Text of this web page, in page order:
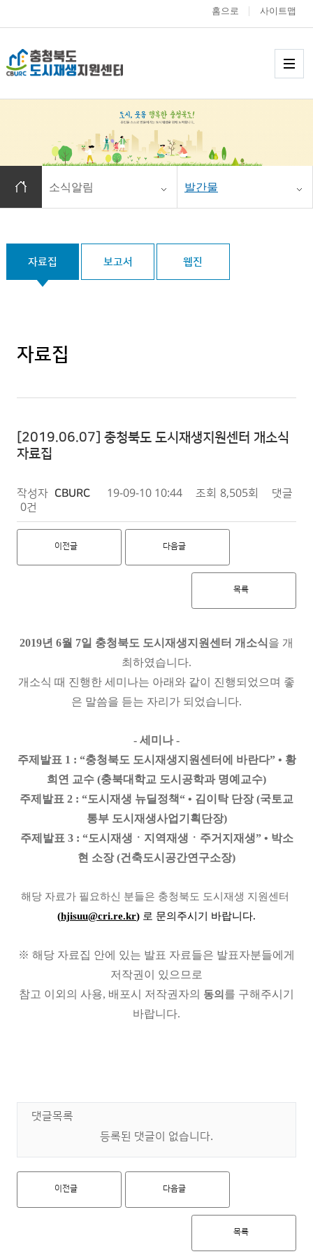
충청북도 도시재
홈으로 사이트맵
홈으로 이동
소식알림 발간물
자료집 보고서 웹진
자료집
[2019.06.07] 충청북도 도시재생지원센터 개소식
자료집
작성자 CBURC 19-09-10 10:44 조회 8,505회
댓글
0건
이전글 다음글
목록
2019년 6월 7일 충청북도 도시재생지원센터 개소식을 개
최하였습니다.
개소식 때 진행한 세미나는 아래와 같이 진행되었으며 좋
은 말씀을 듣는 자리가 되었습니다.
- 세미나 -
주제발표 1 : “충청북도 도시재생지원센터에 바란다” • 황
희연 교수 (충북대학교 도시공학과 명예교수)
주제발표 2 : “도시재생 뉴딜정책“ • 김이탁 단장 (국토교
통부 도시재생사업기획단장)
주제발표 3 : “도시재생ㆍ지역재생ㆍ주거지재생” • 박소
현 소장 (건축도시공간연구소장)
해당 자료가 필요하신 분들은 충청북도 도시재생 지원센터
(hjisuu@cri.re.kr) 로 문의주시기 바랍니다.
※ 해당 자료집 안에 있는 발표 자료들은 발표자분들에게
저작권이 있으므로
참고 이외의 사용, 배포시 저작권자의 동의 를 구해주시기
바랍니다.
댓글목록
등록된 댓글이 없습니다.
이전글 다음글
목록